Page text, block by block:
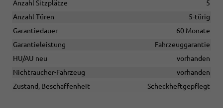
Anzahl Sitzplätze
5
Anzahl Türen
5-türig
Garantiedauer
60 Monate
Garantieleistung
Fahrzeuggarantie
HU/AU neu
vorhanden
Nichtraucher-Fahrzeug
vorhanden
Zustand, Beschaffenheit
Scheckheftgepflegt